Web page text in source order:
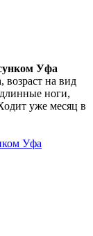
Уфа
возраст на вид
ноги,
уже месяц в
Уфа